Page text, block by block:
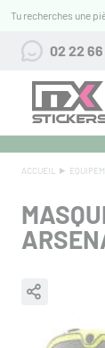
Tu recherches une
02 22
ACCUEIL